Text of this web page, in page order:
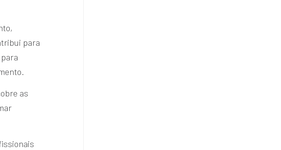
para
as